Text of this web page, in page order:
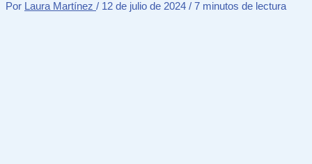
Por Laura Martínez / 12 de julio de 2024 / 7 minutos de lectura